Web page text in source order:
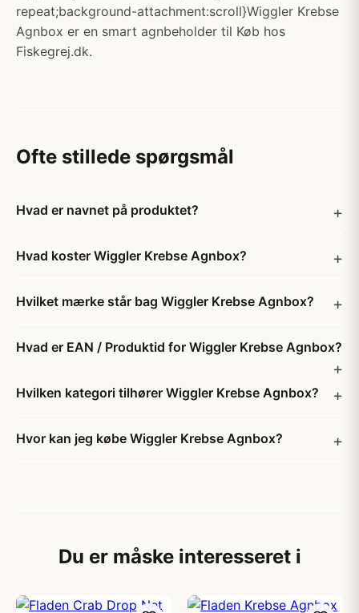
repeat;background-attachment:scroll}Wiggler Krebse
Agnbox er en smart agnbeholder til Køb hos
Fiskegrej.dk.
Ofte stillede spørgsmål
Hvad er navnet på produktet?
Hvad koster Wiggler Krebse Agnbox?
Hvilket mærke står bag Wiggler Krebse Agnbox?
Hvad er EAN / Produktid for Wiggler Krebse Agnbox?
Hvilken kategori tilhører Wiggler Krebse Agnbox?
Hvor kan jeg købe Wiggler Krebse Agnbox?
Du er måske interesseret i